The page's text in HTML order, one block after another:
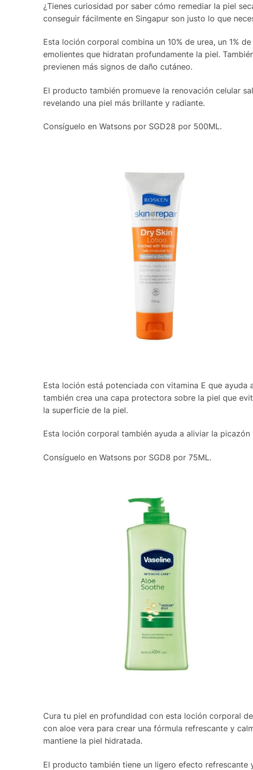
¿Tienes curiosidad por saber cómo remediar la piel
conseguir fácilmente en Singapur son justo lo que
Esta loción corporal combina un 10% de urea, un 1%
emolientes que hidratan profundamente la piel.
previenen más signos de daño cutáneo.
El producto también promueve la renovación celular
revelando una piel más brillante y radiante.
Consíguelo en Watsons por SGD28 por 500ML.
Esta loción está potenciada con vitamina E que
también crea una capa protectora sobre la piel que
la superficie de la piel.
Esta loción corporal también ayuda a aliviar la
Consíguelo en Watsons por SGD8 por 75ML.
Cura tu piel en profundidad con esta loción corporal
con aloe vera para crear una fórmula refrescante y
mantiene la piel hidratada.
El producto también tiene un ligero efecto